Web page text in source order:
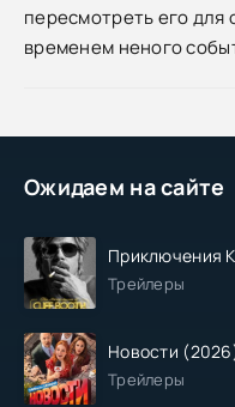
Ожидаем на сайте
Приключения
Трейлеры
Новости
Трейлеры
пересмотреть его для
временем неного